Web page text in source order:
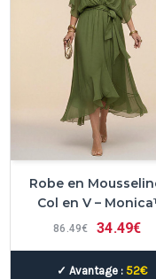
Robe en
Col en V –
86 49€ 34 49€
✓ Avantage : 52€